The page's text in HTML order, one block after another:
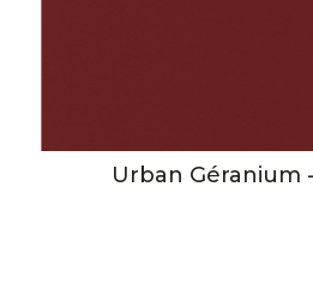
Urban Géranium